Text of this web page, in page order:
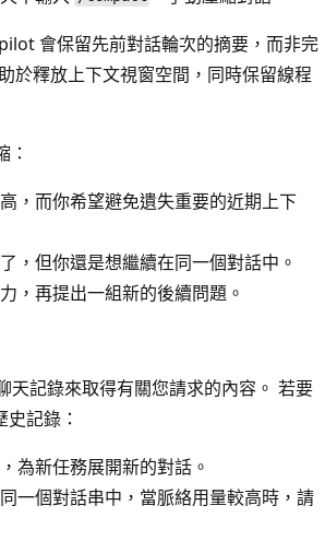
會保留先前對話輪次的摘要，而非完
於釋放上下文視窗空間，同時保留線程
，而你希望避免遺失重要的近期上下
，但你還是想繼續在同一個對話中。
，再提出一組新的後續問題。
天記錄來取得有關您請求的內容。 若要
記錄：
為新任務展開新的對話。
一個對話串中，當脈絡用量較高時，請